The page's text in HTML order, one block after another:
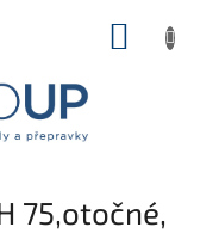
75,otočné,